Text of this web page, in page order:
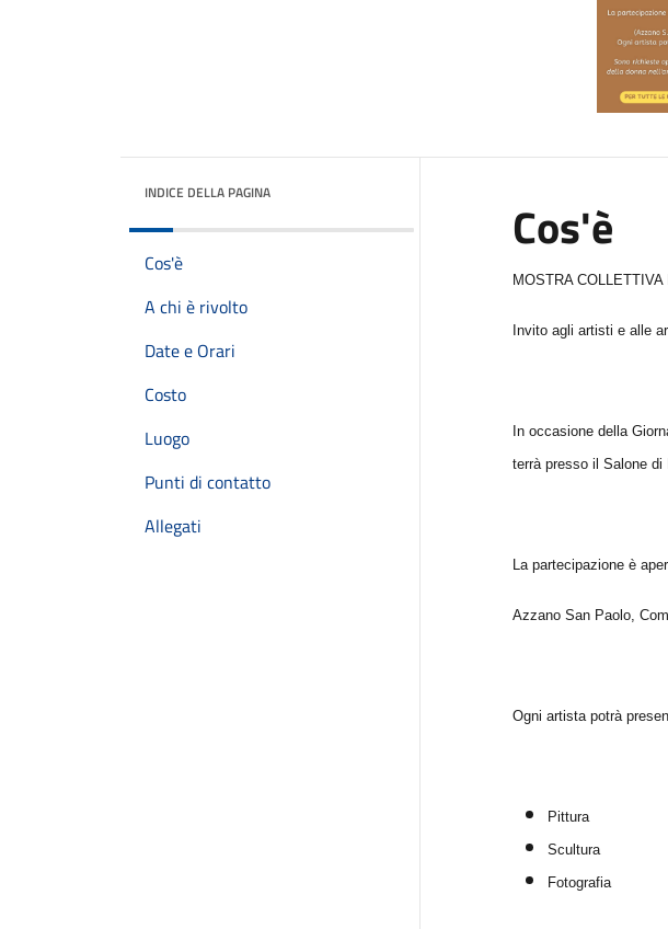
INDICE DELLA PAGINA
Cos'è
A chi è rivolto
Date e Orari
Costo
Luogo
Punti di contatto
Allegati
Cos'è
MOSTRA
Invito agli artisti e alle
In occasione della
terrà presso il Salone
La partecipazione è
Azzano San Paolo,
Ogni artista potrà
Pittura
Scultura
Fotografia